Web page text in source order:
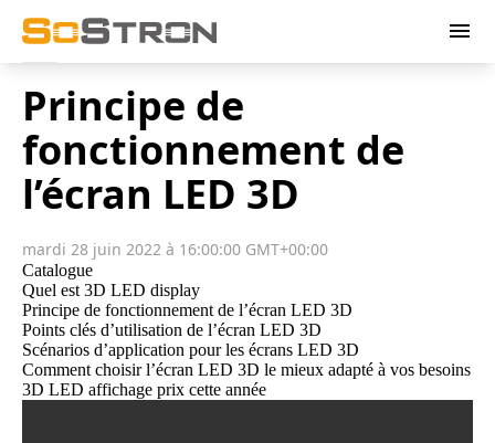
menu
Principe de
fonctionnement de
l’écran LED 3D
mardi 28 juin 2022 à 16:00:00 GMT+00:00
Catalogue
Quel est 3D LED display
Principe de fonctionnement de l’écran LED 3D
Points clés d’utilisation de l’écran LED 3D
Scénarios d’application pour les écrans LED 3D
Comment choisir l’écran LED 3D le mieux adapté à vos besoins
3D LED affichage prix cette année